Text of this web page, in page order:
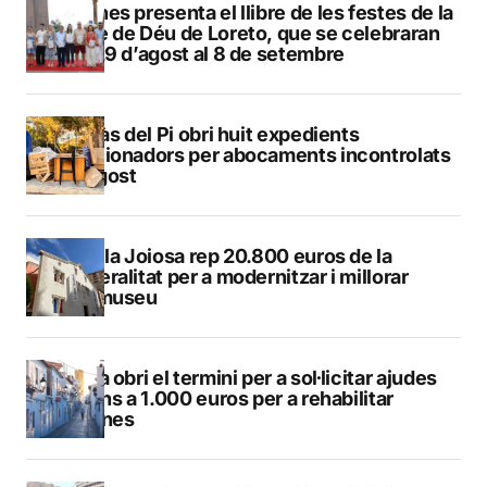
Duanes presenta el llibre de les festes de la
Mare de Déu de Loreto, que se celebraran
del 29 d’agost al 8 de setembre
L’Alfàs del Pi obri huit expedients
sancionadors per abocaments incontrolats
a l’agost
La Vila Joiosa rep 20.800 euros de la
Generalitat per a modernitzar i millorar
Vilamuseu
Altea obri el termini per a sol·licitar ajudes
de fins a 1.000 euros per a rehabilitar
façanes